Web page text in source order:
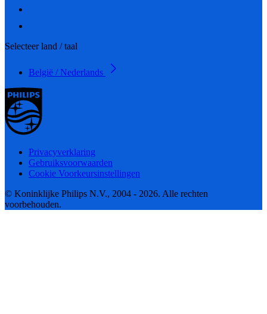
Selecteer land / taal
België / Nederlands
Privacyverklaring
Gebruiksvoorwaarden
Cookie Voorkeursinstellingen
© Koninklijke Philips N.V., 2004 - 2026. Alle rechten
voorbehouden.